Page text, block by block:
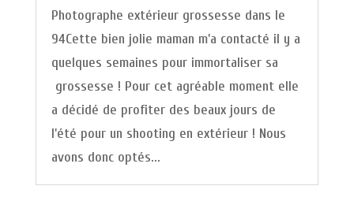
Photographe extérieur grossesse dans le
94Cette bien jolie maman m'a contacté il y a
quelques semaines pour immortaliser sa
grossesse ! Pour cet agréable moment elle
a décidé de profiter des beaux jours de
l'été pour un shooting en extérieur ! Nous
avons donc optés...